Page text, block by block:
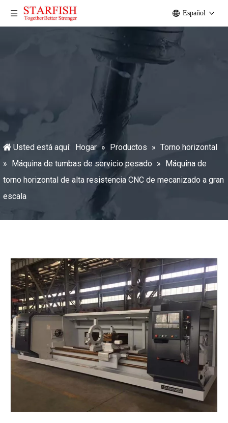
Español
Usted está aquí: Hogar » Productos » Torno horizontal
» Máquina de tumbas de servicio pesado » Máquina de
torno horizontal de alta resistencia CNC de mecanizado a gran
escala